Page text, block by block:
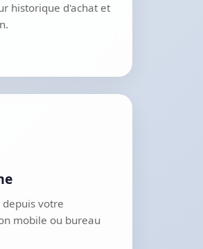
historique d'achat et
depuis votre
mobile ou bureau